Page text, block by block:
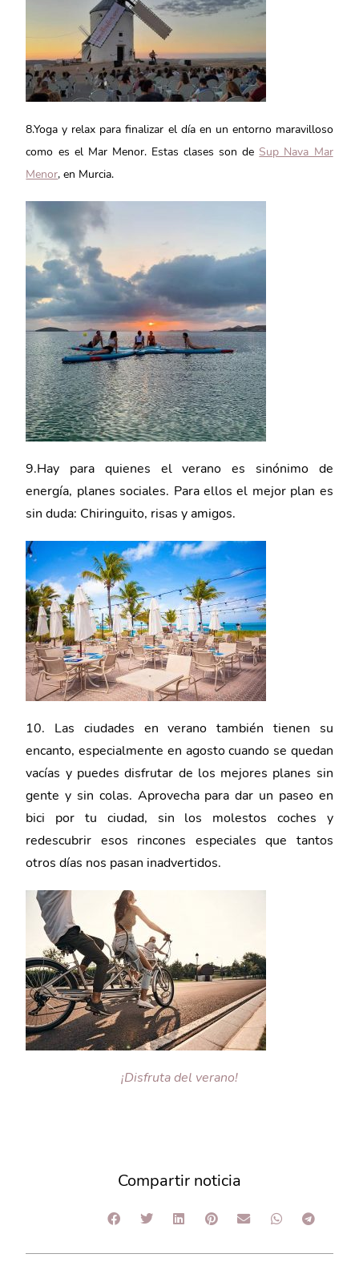
8.Yoga y relax para finalizar el día en un entorno maravilloso
como es el Mar Menor. Estas clases son de Sup Nava Mar
Menor, en Murcia.
9.Hay para quienes el verano es sinónimo de
energía, planes sociales. Para ellos el mejor plan es
sin duda: Chiringuito, risas y amigos.
10. Las ciudades en verano también tienen su
encanto, especialmente en agosto cuando se quedan
vacías y puedes disfrutar de los mejores planes sin
gente y sin colas. Aprovecha para dar un paseo en
bici por tu ciudad, sin los molestos coches y
redescubrir esos rincones especiales que tantos
otros días nos pasan inadvertidos.
¡Disfruta del verano!
Compartir noticia